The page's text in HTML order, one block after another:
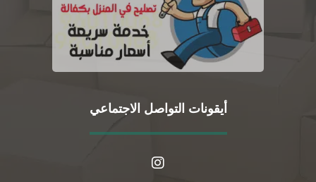
أيقونات التواصل الاجتماعي